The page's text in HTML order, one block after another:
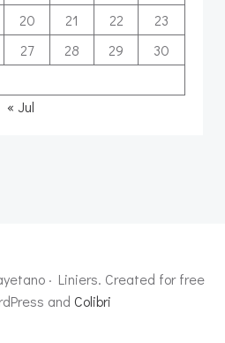
20 21 22
23
27 28 29
30
« Jul
· Liniers. Created for free
and Colibri